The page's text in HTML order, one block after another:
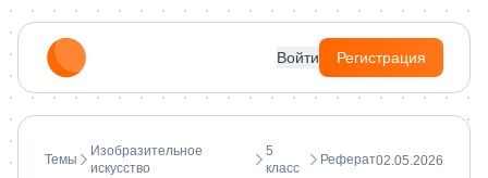
Войти Регистрация
Темы
Изобразительное
искусство
5
класс
Реферат02.05.2026